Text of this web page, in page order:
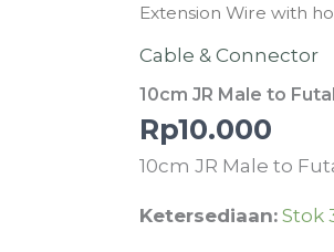
Extension Wire with
Cable & Connector
10cm JR Male to
Rp10.000
10cm JR Male to
Ketersediaan: Stok
10cm
JR
to
Futaba
Female
Extension